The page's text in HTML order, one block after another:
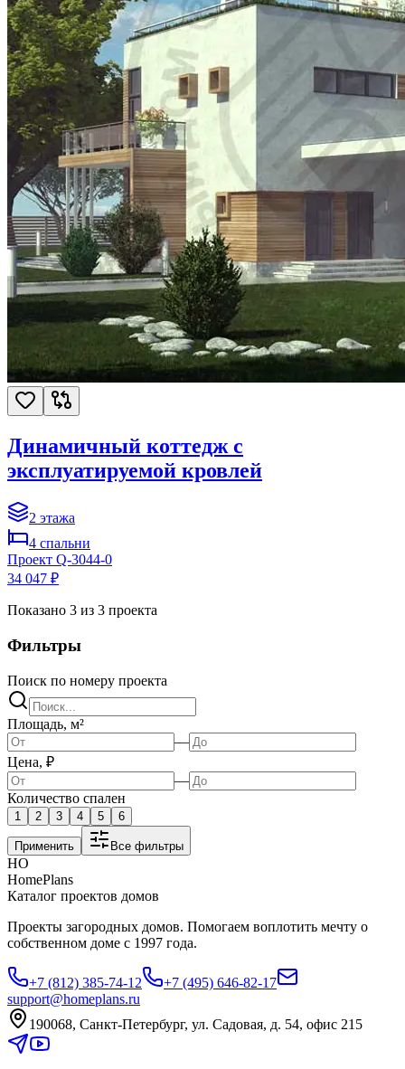
Динамичный коттедж с
эксплуатируемой кровлей
2 этажа
4 спальни
Проект Q-3044-0
34 047 ₽
Показано 3 из 3 проекта
Фильтры
Поиск по номеру проекта
Площадь, м²
—
Цена, ₽
—
Количество спален
1 2 3 4 5 6
Применить Все фильтры
HO
HomePlans
Каталог проектов домов
Проекты загородных домов. Помогаем воплотить мечту о
собственном доме с 1997 года.
+7 (812) 385-74-12
+7 (495) 646-82-17
support@homeplans.ru
190068, Санкт-Петербург, ул. Садовая, д. 54, офис 215